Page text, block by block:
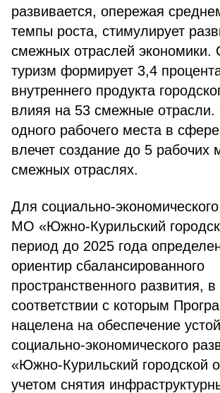
развивается, опережая
темпы роста, стимулирует
смежных отраслей экономики.
туризм формирует 3,4
внутреннего продукта
влияя на 53 смежные отрасли.
одного рабочего места в
влечет создание до 5 рабочих
смежных отраслях.
Для социально-
МО «Южно-Курильский
период до 2025 года
ориентир сбалансированного
пространственного развития, в
соответствии с которым
нацелена на обеспечение
социально-экономического
«Южно-Курильский городской
учетом снятия